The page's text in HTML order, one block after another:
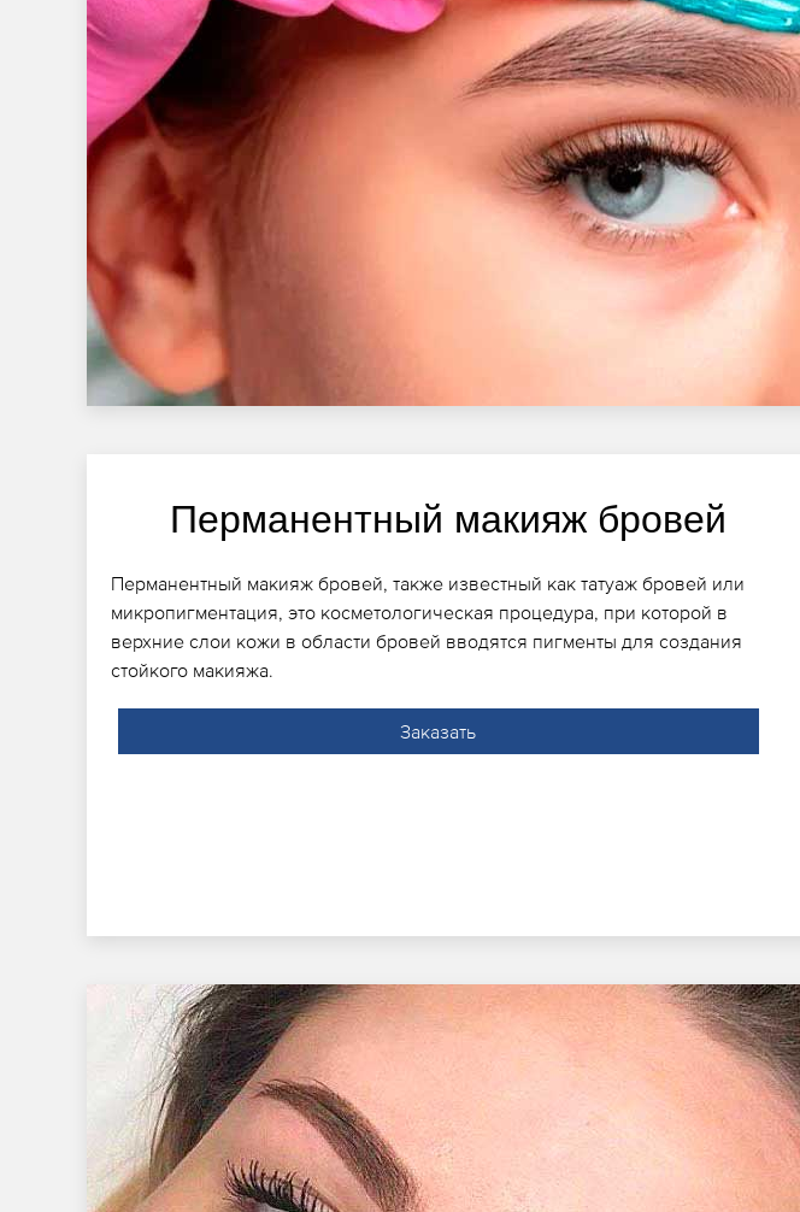
Перманентный макияж бровей
Перманентный макияж бровей, также известный как татуаж бровей или
микропигментация, это косметологическая процедура, при которой в
верхние слои кожи в области бровей вводятся пигменты для создания
стойкого макияжа.
Заказать